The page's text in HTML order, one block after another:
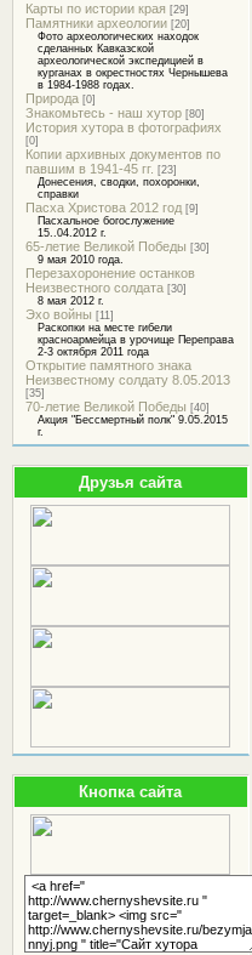
Карты по истории края [29]
Памятники археологии [20]
Фото археологических находок
сделанных Кавказской
археологической экспедицией в
курганах в окрестностях Чернышева
в 1984-1988 годах.
Природа [0]
Знакомьтесь - наш хутор [80]
История хутора в фотографиях
[0]
Копии архивных документов по
павшим в 1941-45 гг. [23]
Донесения, сводки, похоронки,
справки
Пасха Христова 2012 год [9]
Пасхальное богослужение
15..04.2012 г.
65-летие Великой Победы [30]
9 мая 2010 года.
Перезахоронение останков
Неизвестного солдата [30]
8 мая 2012 г.
Эхо войны [11]
Раскопки на месте гибели
красноармейца в урочище Переправа
2-3 октября 2011 года
Открытие памятного знака
Неизвестному солдату 8.05.2013
[35]
70-летие Великой Победы [40]
Акция "Бессмертный полк" 9.05.2015
г.
Друзья сайта
Кнопка сайта